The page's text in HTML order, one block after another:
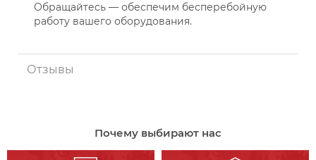
Обращайтесь — обеспечим бесперебойную
работу вашего оборудования.
Отзывы
Почему выбирают нас